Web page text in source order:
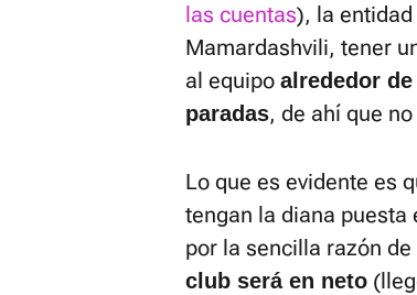
las cuentas), la
Mamardashvili, tener
al equipo alrededor
paradas, de ahí que
Lo que es evidente es
tengan la diana puesta
por la sencilla razón de
club será en neto